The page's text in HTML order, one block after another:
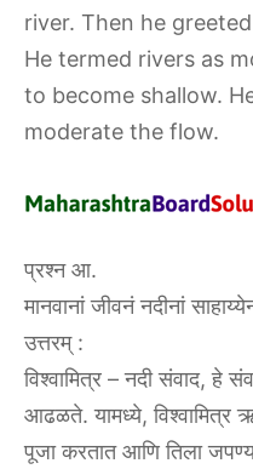
river. Then he
He termed rivers as
to become shallow.
moderate the flow.
प्रश्न आ.
मानवानां जीवनं नदीनां
उत्तरम् :
विश्वामित्र – नदी संवाद, हे
आढळते. यामध्ये, विश्वामित्र
पूजा करतात आणि तिला